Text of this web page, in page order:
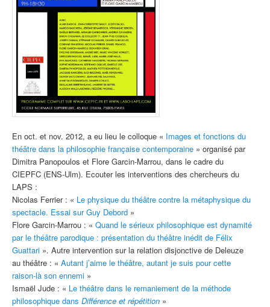
En oct. et nov. 2012, a eu lieu le colloque « Images et fonctions du
théâtre dans la philosophie française contemporaine » organisé par
Dimitra Panopoulos et Flore Garcin-Marrou, dans le cadre du
CIEPFC (ENS-Ulm). Ecouter les interventions des chercheurs du
LAPS :
Nicolas Ferrier : « Le physique du théâtre contre la métaphysique du
spectacle. Essai sur Guy Debord »
Flore Garcin-Marrou : « Quand le sérieux philosophique est dynamité
par le théâtre parodique : présentation du théâtre inédit de Félix
Guattari ». Autre intervention sur la relation disjonctive de Deleuze
au théâtre : « Autant j’aime le théâtre, autant je suis pour cette
raison-là son ennemi »
Ismaël Jude : « Le théâtre dans le remaniement de la méthode
philosophique dans Différence et répétition »